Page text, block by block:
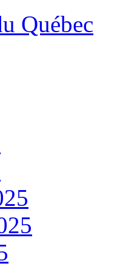
Québec